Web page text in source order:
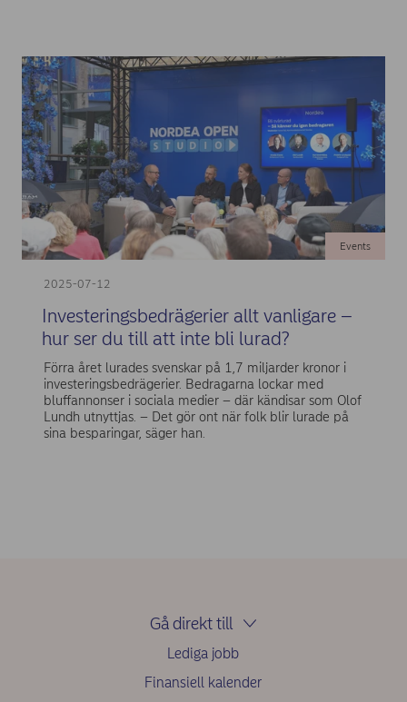
2025-07-12
Events
Investeringsbedrägerier allt vanligare –
hur ser du till att inte bli lurad?
Förra året lurades svenskar på 1,7 miljarder kronor i
investeringsbedrägerier. Bedragarna lockar med
bluffannonser i sociala medier – där kändisar som Olof
Lundh utnyttjas. – Det gör ont när folk blir lurade på
sina besparingar, säger han.
Gå direkt till
Lediga jobb
Finansiell kalender